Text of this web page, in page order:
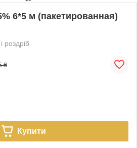
6*5 м (пакетированная)
роздріб
₴
Купити